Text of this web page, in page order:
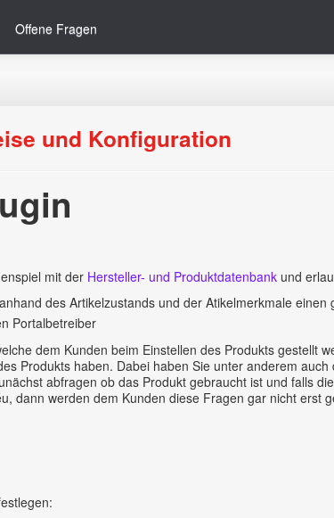
Offene Fragen
und Konfiguration
mit der Hersteller- und Produktdatenbank und
des Artikelzustands und der Atikelmerkmale
Portalbetreiber
dem Kunden beim Einstellen des Produkts gestellt
Produkts haben. Dabei haben Sie unter anderem
abfragen ob das Produkt gebraucht ist und falls
dann werden dem Kunden diese Fragen gar nicht erst